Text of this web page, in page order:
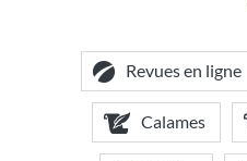
Revues en ligne
Calames